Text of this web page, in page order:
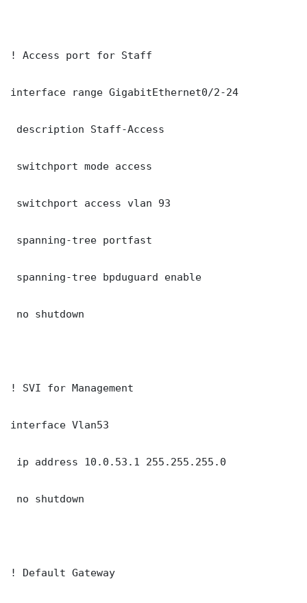
! Access port for Staff
interface range GigabitEthernet0/2-24
description Staff-Access
switchport mode access
switchport access vlan 93
spanning-tree portfast
spanning-tree bpduguard enable
no shutdown
! SVI for Management
interface Vlan53
ip address 10.0.53.1 255.255.255.0
no shutdown
! Default Gateway